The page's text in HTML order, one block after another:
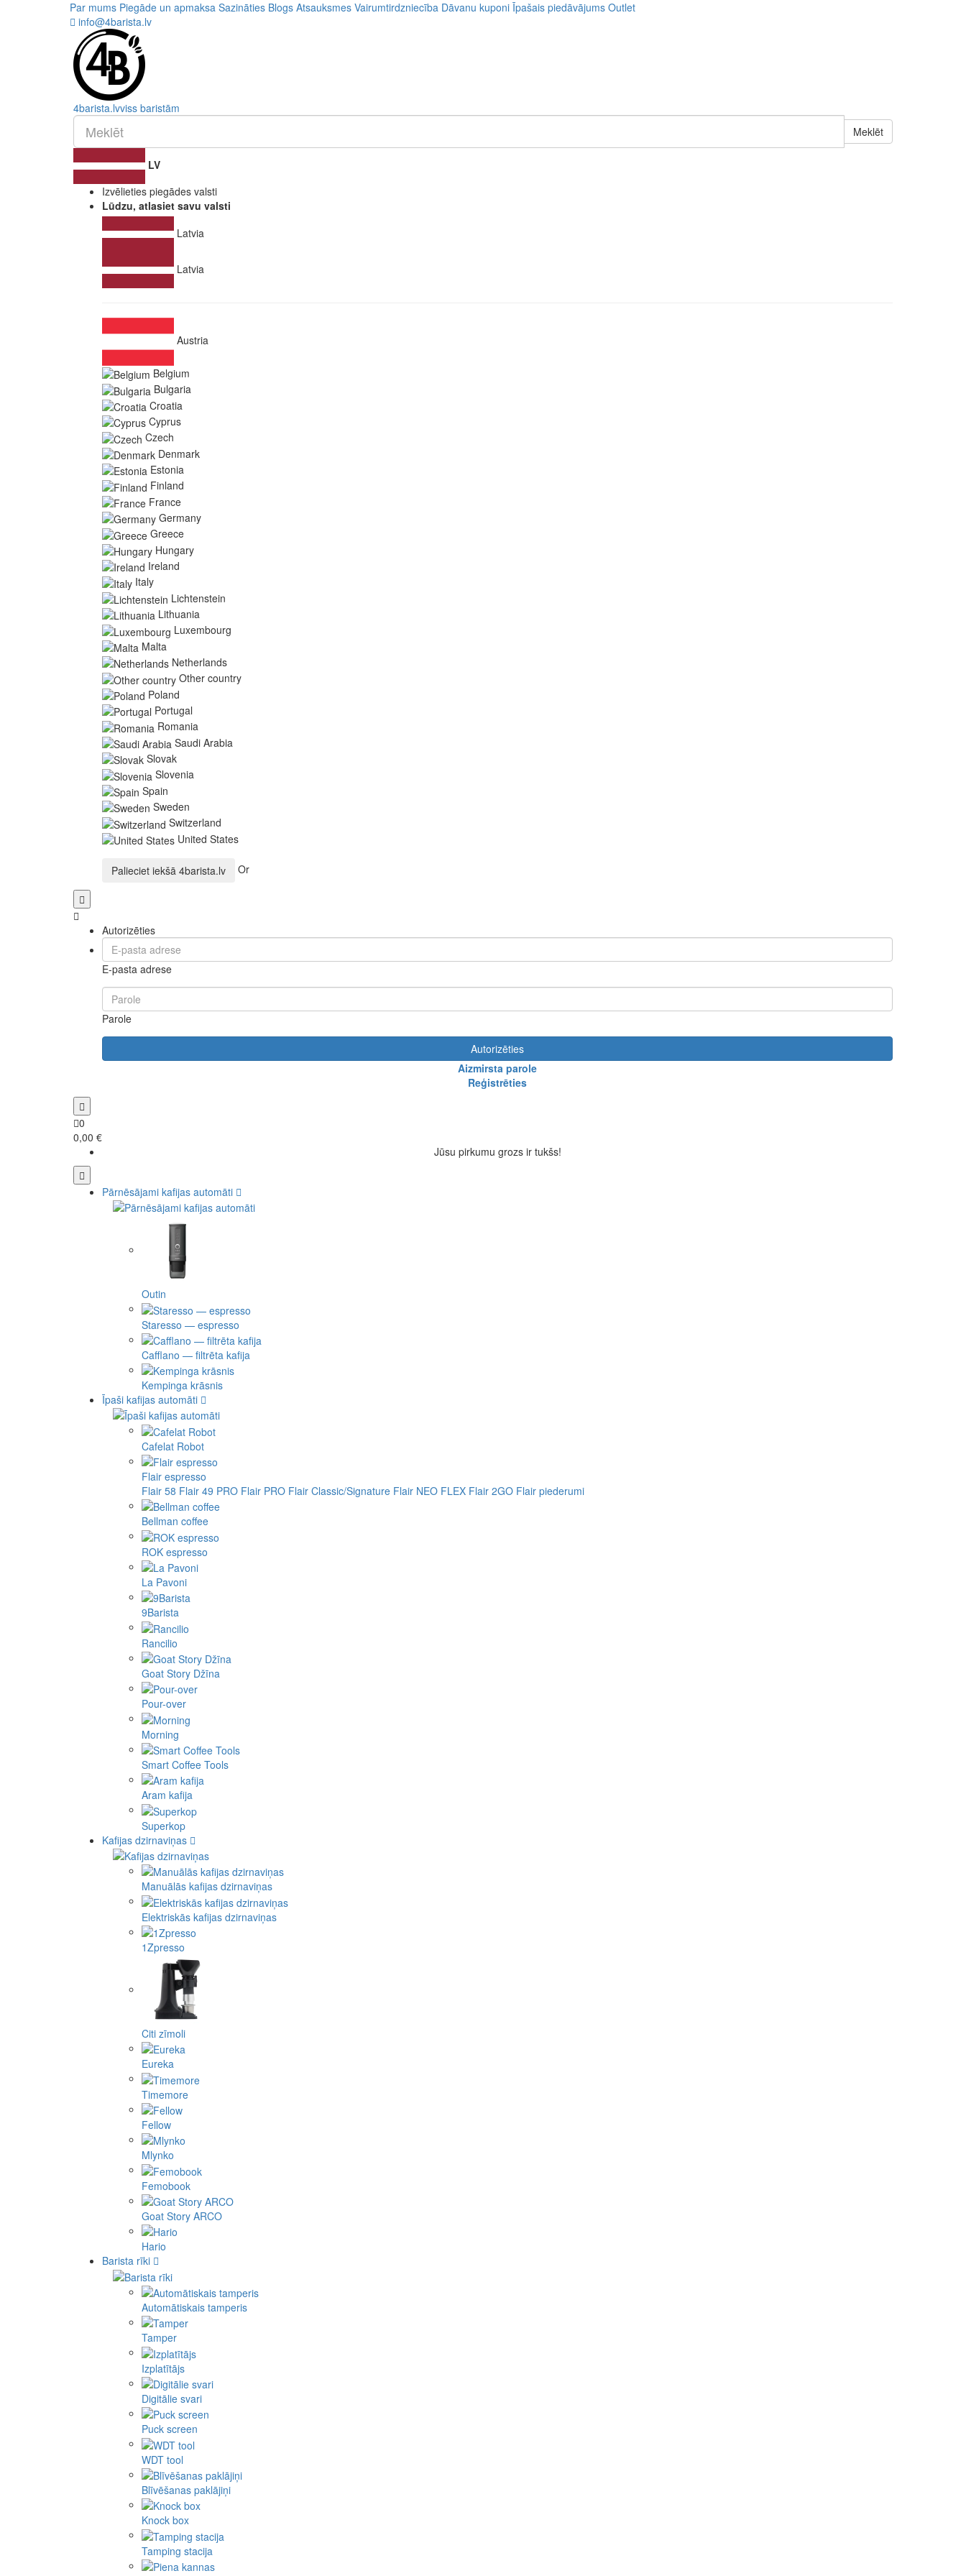
Par mums Piegāde un apmaksa Sazināties Blogs Atsauksmes Vairumtirdzniecība Dāvanu kuponi Īpašais piedāvājums Outlet
info@4barista.lv
4barista.lvviss baristām
Meklēt
LV
Izvēlieties piegādes valsti
Lūdzu, atlasiet savu valsti
Latvia
Latvia
Austria
Belgium
Bulgaria
Croatia
Cyprus
Czech
Denmark
Estonia
Finland
France
Germany
Greece
Hungary
Ireland
Italy
Lichtenstein
Lithuania
Luxembourg
Malta
Netherlands
Other country
Poland
Portugal
Romania
Saudi Arabia
Slovak
Slovenia
Spain
Sweden
Switzerland
United States
Palieciet iekšā 4barista.lv Or
Autorizēties
E-pasta adrese
Parole
Autorizēties
Aizmirsta parole
Reģistrēties
0
0,00 €
Jūsu pirkumu grozs ir tukšs!
Pārnēsājami kafijas automāti
Outin
Staresso — espresso
Cafflano — filtrēta kafija
Kempinga krāsnis
Īpaši kafijas automāti
Cafelat Robot
Flair espresso
Flair 58 Flair 49 PRO Flair PRO Flair Classic/Signature Flair NEO FLEX Flair 2GO Flair piederumi
Bellman coffee
ROK espresso
La Pavoni
9Barista
Rancilio
Goat Story Džīna
Pour-over
Morning
Smart Coffee Tools
Aram kafija
Superkop
Kafijas dzirnaviņas
Manuālās kafijas dzirnaviņas
Elektriskās kafijas dzirnaviņas
1Zpresso
Citi zīmoli
Eureka
Timemore
Fellow
Mlynko
Femobook
Goat Story ARCO
Hario
Barista rīki
Automātiskais tamperis
Tamper
Izplatītājs
Digitālie svari
Puck screen
WDT tool
Blīvēšanas paklājiņi
Knock box
Tamping stacija